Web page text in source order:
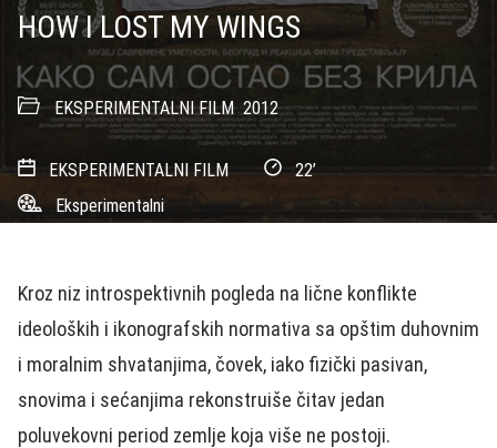
HOW I LOST MY WINGS
EKSPERIMENTALNI FILM 2012
EKSPERIMENTALNI FILM
22’
Eksperimentalni
Kroz niz introspektivnih pogleda na lične konflikte
ideoloških i ikonografskih normativa sa opštim duhovnim
i moralnim shvatanjima, čovek, iako fizički pasivan,
snovima i sećanjima rekonstruiše čitav jedan
poluvekovni period zemlje koja više ne postoji.